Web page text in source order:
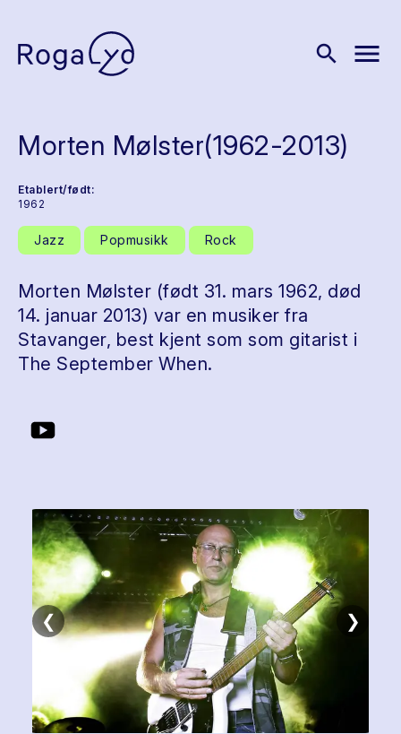
search menu
Morten Mølster(1962-2013)
Etablert/født:
1962
Jazz Popmusikk Rock
Morten Mølster (født 31. mars 1962, død
14. januar 2013) var en musiker fra
Stavanger, best kjent som som gitarist i
The September When.
❮ ❯